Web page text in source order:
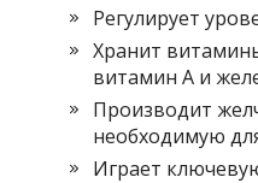
Регулирует
Хранит
витамин А и
Производит
необходимую
Играет